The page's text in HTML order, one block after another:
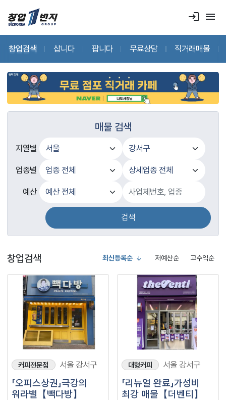
login menu
창업검색 삽니다 팝니다 무료상담 직거래매물
매물 검색
지열별
업종별
예산
검색
창업검색 최신등록순 저예산순 고수익순
커피전문점 서울 강서구
「오피스상권」극강의
워라밸【빽다방】
대형커피 서울 강서구
「리뉴얼 완료」가성비
최강 매물【더벤티】